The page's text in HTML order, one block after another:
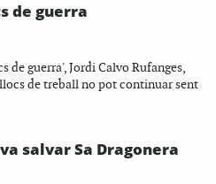
de guerra
de guerra', Jordi Calvo Rufanges,
de treball no pot continuar sent
salvar Sa Dragonera